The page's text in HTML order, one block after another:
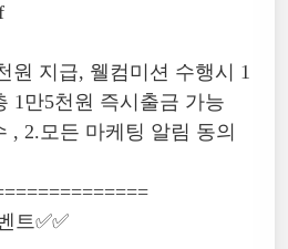
원 지급, 웰컴미션 수행시 1
1만5천원 즉시출금 가능
, 2.모든 마케팅 알림 동의
트✅✅